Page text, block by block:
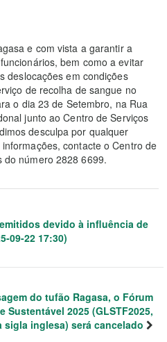
e com vista a garantir a
bem como a evitar
deslocações em condições
de recolha de sangue no
o dia 23 de Setembro, na Rua
junto ao Centro de Serviços
desculpa por qualquer
contacte o Centro de
do número 2828 6699.
devido à influência de
09-22 17:30)
do tufão Ragasa, o Fórum
Sustentável 2025 (GLSTF2025,
sigla inglesa) será cancelado